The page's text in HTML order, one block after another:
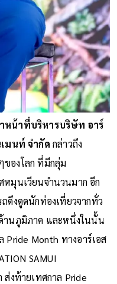
หน้าที่บริหารบริษัท อาร์
เมนท์ จำกัดกล่าวถึง
องโลก ที่มีกลุ่ม
หมุนเวียนจำนวนมาก อีก
ดึงดูดนักท่องเที่ยวจากทั่ว
านภูมิภาค และหนึ่งในนั้น
Pride Month ทางอาร์เอส
SAMUI
ส่งท้ายเทศกาล Pride